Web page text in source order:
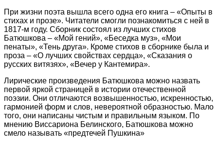
При жизни поэта вышла всего одна его книга – «Опыты в
стихах и прозе». Читатели смогли познакомиться с ней в
1817-м году. Сборник состоял из лучших стихов
Батюшкова – «Мой гений», «Беседка муз», «Мои
пенаты», «Тень друга». Кроме стихов в сборнике была и
проза – «О лучших свойствах сердца», «Сказания о
русских витязях», «Вечер у Кантемира».
Лирические произведения Батюшкова можно назвать
первой яркой страницей в истории отечественной
поэзии. Они отличаются возвышенностью, искренностью,
гармонией форм и слов, невероятной образностью. Мало
того, они написаны чистым и правильным языком. По
мнению Виссариона Белинского, Батюшкова можно
смело называть «предтечей Пушкина»